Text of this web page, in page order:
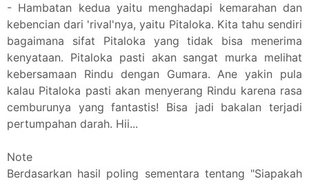
- Hambatan kedua yaitu menghadapi kemarahan dan
kebencian dari 'rival'nya, yaitu Pitaloka. Kita tahu sendiri
bagaimana sifat Pitaloka yang tidak bisa menerima
kenyataan. Pitaloka pasti akan sangat murka melihat
kebersamaan Rindu dengan Gumara. Ane yakin pula
kalau Pitaloka pasti akan menyerang Rindu karena rasa
cemburunya yang fantastis! Bisa jadi bakalan terjadi
pertumpahan darah. Hii...
Note
Berdasarkan hasil poling sementara tentang "Siapakah